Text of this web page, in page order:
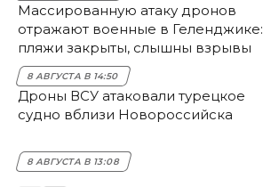
Массированную атаку дронов
отражают военные в Геленджике:
пляжи закрыты, слышны взрывы
8 АВГУСТА В 14:50
Дроны ВСУ атаковали турецкое
судно вблизи Новороссийска
8 АВГУСТА В 13:08